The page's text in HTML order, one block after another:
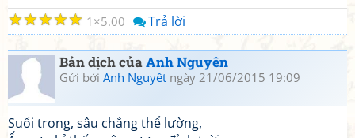
☆
☆
☆
☆
☆ 1 5.00 Trả lời
Bản dịch củaAnh Nguyên
Gửi bởi Anh Nguyêt ngày 21/06/2015 19:09
Suối trong, sâu chẳng thể lường,